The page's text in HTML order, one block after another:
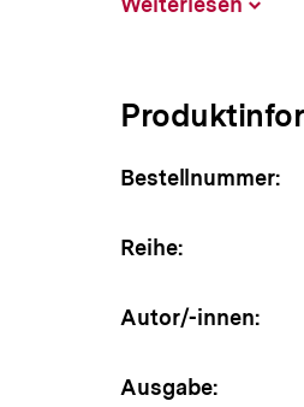
Bestellnummer:
Reihe:
Autor/-innen:
Ausgabe: